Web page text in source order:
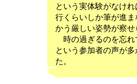
という実体験がなけ
行くらいしか筆が進
かう厳しい姿勢が察せ
時の過ぎるのを忘れ
という参加者の声が多